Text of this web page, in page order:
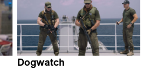
Dogwatch